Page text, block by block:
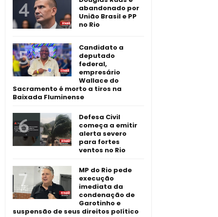
abandonado por
União Brasil e PP
no Rio
Candidato a
deputado
federal,
empresário
Wallace do
Sacramento é morto a tiros na
Baixada Fluminense
Defesa Civil
começa a emitir
alerta severo
para fortes
ventos no Rio
MP do Rio pede
execução
imediata da
condenação de
Garotinho e
suspensão de seus direitos político